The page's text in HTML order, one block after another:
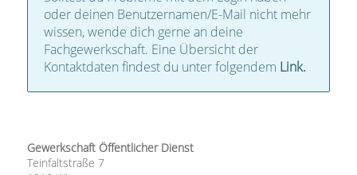
oder deinen Benutzernamen/E-Mail nicht mehr
wissen, wende dich gerne an deine
Fachgewerkschaft. Eine Übersicht der
Kontaktdaten findest du unter folgendem Link.
Gewerkschaft Öffentlicher Dienst
Teinfaltstraße 7